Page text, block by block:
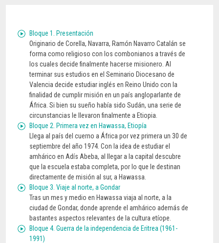
Bloque 1. Presentación
Originario de Corella, Navarra, Ramón Navarro Catalán se
forma como religioso con los combonianos a través de
los cuales decide finalmente hacerse misionero. Al
terminar sus estudios en el Seminario Diocesano de
Valencia decide estudiar inglés en Reino Unido con la
finalidad de cumplir misión en un país angloparlante de
África. Si bien su sueño había sido Sudán, una serie de
circunstancias le llevaron finalmente a Etiopia.
Bloque 2. Primera vez en Hawassa, Etiopía
Llega al país del cuerno a África por vez primera un 30 de
septiembre del año 1974. Con la idea de estudiar el
amhárico en Adís Abeba, al llegar a la capital descubre
que la escuela estaba completa, por lo que le destinan
directamente de misión al sur, a Hawassa.
Bloque 3. Viaje al norte, a Gondar
Tras un mes y medio en Hawassa viaja al norte, a la
ciudad de Gondar, donde aprende el amhárico además de
bastantes aspectos relevantes de la cultura etíope.
Bloque 4. Guerra de la independencia de Eritrea (1961-
1991)